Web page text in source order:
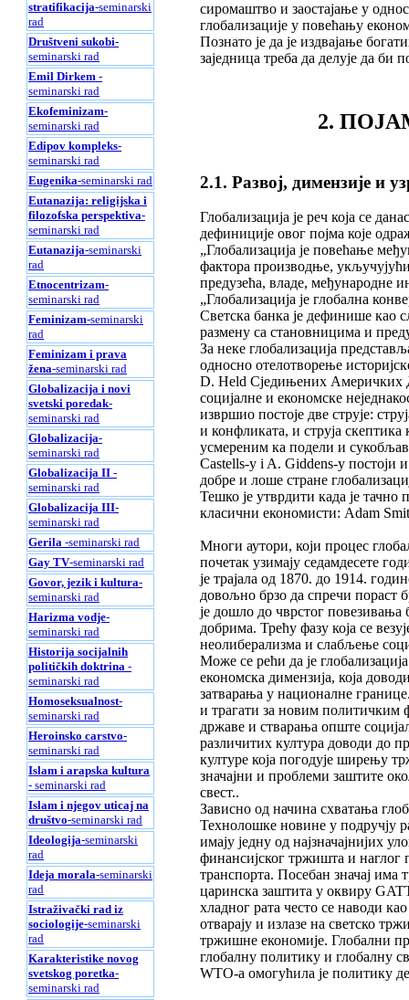
stratifikacija-seminarski
rad
Društveni sukobi-
seminarski rad
Emil Dirkem -
seminarski rad
Ekofeminizam-
seminarski rad
Edipov kompleks-
seminarski rad
Eugenika-seminarski rad
Eutanazija: religijska i
filozofska perspektiva-
seminarski rad
Eutanazija-seminarski
rad
Etnocentrizam-
seminarski rad
Feminizam-seminarski
rad
Feminizam i prava
žena-seminarski rad
Globalizacija i novi
svetski poredak-
seminarski rad
Globalizacija-
seminarski rad
Globalizacija II -
seminarski rad
Globalizacija III-
seminarski rad
Gerila -seminarski rad
Gay TV-seminarski rad
Govor, jezik i kultura-
seminarski rad
Harizma vodje-
seminarski rad
Historija socijalnih
političkih doktrina -
seminarski rad
Homoseksualnost-
seminarski rad
Heroinsko carstvo-
seminarski rad
Islam i arapska kultura
- seminarski rad
Islam i njegov uticaj na
društvo-seminarski rad
Ideologija-seminarski
rad
Ideja morala-seminarski
rad
Istraživački rad iz
sociologije-seminarski
rad
Karakteristike novog
svetskog poretka-
seminarski rad
сиромаштво и заостајање у
глобализацијe у повећању
Познато је да је издвајање
заједница треба да делује да би
2.
2.1. Развој, димензије и
Глобализација је реч која се
дефиниције овог појма које
„Глобализација је повећање
фактора производње,
предузећа, владе, међународне
„Глобализација је глобална
Светска банка је дефинише као
размену са становницима и
За неке глобализација
односно отелотворење
D. Held Сједињених Америчких
социјалне и економске
извршио постоје две струје:
и конфликата, и струја
усмереним ка подели и
Castells-у i A. Giddens-у постоји и
добре и лоше стране
Тешко је утврдити када је
класични економисти: Adam
Многи аутори, који процес
почетак узимају седамдесете
је трајала од 1870. до 1914.
довољно брзо да спречи пораст
је дошло до чврстог повезивања
добрима. Трећу фазу која се
неолиберализма и слабљење
Може се рећи да је
економска димензија, која
затварања у националне
и трагати за новим политичким
државе и стварања опште
различитих култура доводи до
културе која погодује ширењу
значајни и проблеми заштите
свест..
Зависно од начина схватања
Технолошке новине у подручју
имају једну од најзначајнијих
финансијског тржишта и
транспорта. Посебан значај има
царинска заштита у оквиру
хладног рата често се наводи
отварају и излазе на светско
тржишне економије. Глобални
глобалну политику и глобалну
WTO-a омогућила је политику